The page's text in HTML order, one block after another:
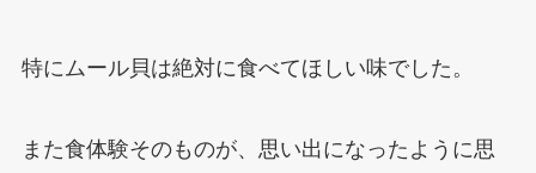
特にムール貝は絶対に食べてほしい味でした。
また食体験そのものが、思い出になったように思